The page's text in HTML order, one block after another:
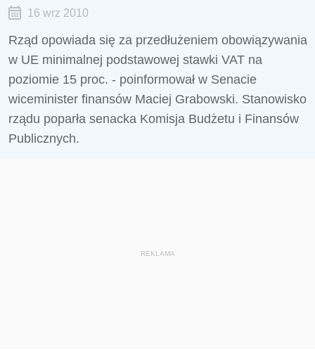
16 wrz 2010
Rząd opowiada się za przedłużeniem obowiązywania
w UE minimalnej podstawowej stawki VAT na
poziomie 15 proc. - poinformował w Senacie
wiceminister finansów Maciej Grabowski. Stanowisko
rządu poparła senacka Komisja Budżetu i Finansów
Publicznych.
REKLAMA